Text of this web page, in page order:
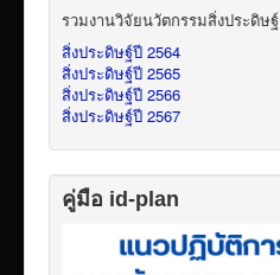
รวมงานวิจัยนวัตกรรมสิ่งประดิษฐ์
สิ่งประดิษฐ์ปี 2564
สิ่งประดิษฐ์ปี 2565
สิ่งประดิษฐ์ปี 2566
สิ่งประดิษฐ์ปี 2567
คู่มือ id-plan